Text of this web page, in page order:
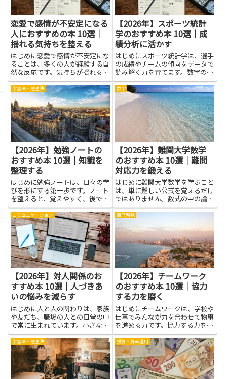
恋愛で感情が不安定になる
人におすすめの本 10選｜
揺れる気持ちを整える
はじめに恋愛で感情が不安定にな
ることは、多くの人が経験する自
然な反応です。気持ちが揺れると
判断がぶれたり、相手との関係に
疲れてしまうこともあります。本
を読むことで、感情の仕組みや対
処法、コミュニケーションのコツ
を体系的に学べます。理論や実
例...
【2026年】スポーツ統計
学のおすすめ本 10選｜成
績分析に活かす
はじめにスポーツ統計学は、選手
の成績やチームの傾向をデータで
読み解く力を育てます。数字の意
味を理解できれば、観戦だけでな
く練習や試合運用の場面でも現実
的な判断につながります。この記
事で触れる本は、初学者にも分か
りやすい言葉と具体的な例を通
学習法・勉強法
【2026年】勉強ノートの
おすすめ本 10選｜知識を
整理する
はじめに勉強ノートは、日々の学
びを形にする第一歩です。ノート
を整えると、覚えやすく、後で見
返すときにも思い出す手がかりに
なります。この記事では、勉強ノ
ートの役立ち方をやさしく説明し
ます。まず、知識を整理する力が
自然と身につく理由を、身の回
り...
数学
【2026年】難関大学数学
のおすすめ本 10選｜難問
対応力を鍛える
はじめに難関大学数学を学ぶこと
は、単に難しい公式を覚えるだけ
ではありません。数式の中の論理
を読み解く力、仮説を立てて検証
する手順、そして複雑な条件を整
理して結論へとつなぐ思考の土台
を育てます。こうした力は、試験
の場面だけでなく、日常の問題
コミュニケーション
【2026年】対人関係のお
すすめ本 10選｜人づきあ
いの悩みを減らす
はじめに人と人の関わりは、家族
や友だち、職場の人との日常の中
で常に生まれています。小さな言
い方や聴き方のくせが原因で、モ
ヤモヤした気持ちが積み重なるこ
ともあるでしょう。そんなとき、
対人関係を見直すヒントを本の中
に探すと、相手の気持ちを理解
す...
自己啓発
【2026年】チームワーク
のおすすめ本 10選｜協力
する力を磨く
はじめにチームワークは、学校や
仕事でみんなが力を合わせて物事
を進める力です。協力する力を磨
くには、相手の話をよく聴くこ
と、意見を丁寧に伝えること、役
割を分けて動くことが大切です。
このテーマを学ぶと、友だちや同
僚と信頼をつくりやすくなり、困
り...
学習法・勉強法 投資・資産運用